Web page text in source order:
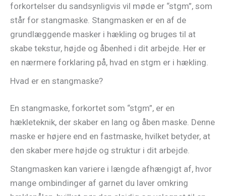
forkortelser du sandsynligvis vil møde er “stgm”, som
står for stangmaske. Stangmasken er en af de
grundlæggende masker i hækling og bruges til at
skabe tekstur, højde og åbenhed i dit arbejde. Her er
en nærmere forklaring på, hvad en stgm er i hækling.
Hvad er en stangmaske?
En stangmaske, forkortet som “stgm”, er en
hækleteknik, der skaber en lang og åben maske. Denne
maske er højere end en fastmaske, hvilket betyder, at
den skaber mere højde og struktur i dit arbejde.
Stangmasken kan variere i længde afhængigt af, hvor
mange ombindinger af garnet du laver omkring